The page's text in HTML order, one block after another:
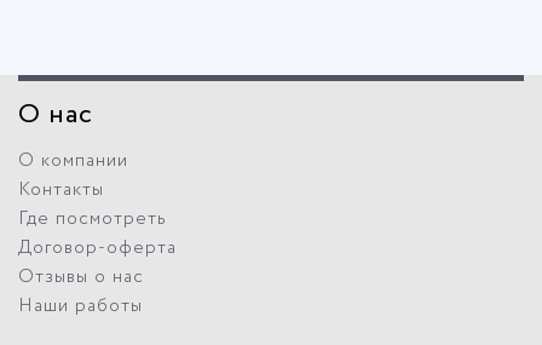
О нас
О компании
Контакты
Где посмотреть
Договор-оферта
Отзывы о нас
Наши работы